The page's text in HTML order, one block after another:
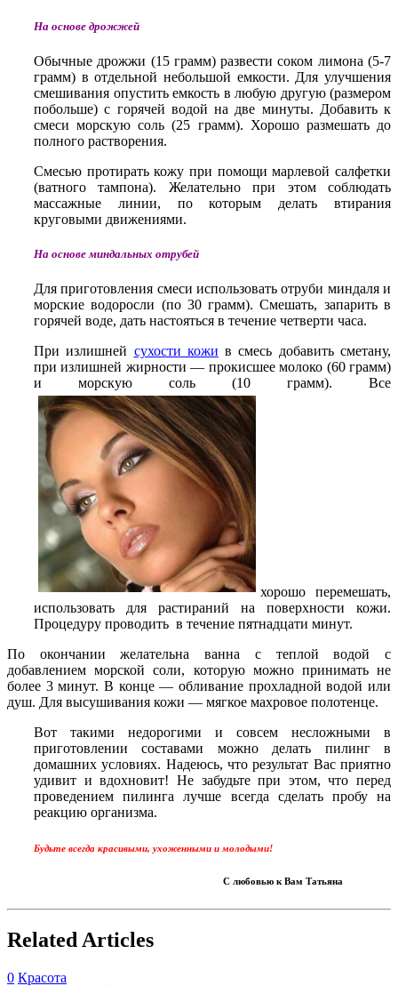
На основе дрожжей
Обычные дрожжи (15 грамм) развести соком лимона (5-7
грамм) в отдельной небольшой емкости. Для улучшения
смешивания опустить емкость в любую другую (размером
побольше) с горячей водой на две минуты. Добавить к
смеси морскую соль (25 грамм). Хорошо размешать до
полного растворения.
Смесью протирать кожу при помощи марлевой салфетки
(ватного тампона). Желательно при этом соблюдать
массажные линии, по которым делать втирания
круговыми движениями.
На основе миндальных отрубей
Для приготовления смеси использовать отруби миндаля и
морские водоросли (по 30 грамм). Смешать, запарить в
горячей воде, дать настояться в течение четверти часа.
При излишней сухости кожи в смесь добавить сметану,
при излишней жирности — прокисшее молоко (60 грамм)
и морскую соль (10 грамм). Все
хорошо перемешать,
использовать для растираний на поверхности кожи.
Процедуру проводить в течение пятнадцати минут.
По окончании желательна ванна с теплой водой с
добавлением морской соли, которую можно принимать не
более 3 минут. В конце — обливание прохладной водой или
душ. Для высушивания кожи — мягкое махровое полотенце.
Вот такими недорогими и совсем несложными в
приготовлении составами можно делать пилинг в
домашних условиях. Надеюсь, что результат Вас приятно
удивит и вдохновит! Не забудьте при этом, что перед
проведением пилинга лучше всегда сделать пробу на
реакцию организма.
Будьте всегда красивыми, ухоженными и молодыми!
С любовью к Вам Татьяна
Related Articles
0 Красота